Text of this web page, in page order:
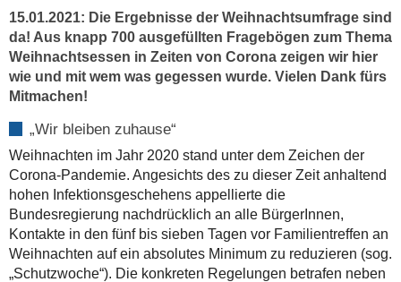
15.01.2021: Die Ergebnisse der Weihnachtsumfrage sind
da! Aus knapp 700 ausgefüllten Fragebögen zum Thema
Weihnachtsessen in Zeiten von Corona zeigen wir hier
wie und mit wem was gegessen wurde. Vielen Dank fürs
Mitmachen!
„Wir bleiben zuhause“
Weihnachten im Jahr 2020 stand unter dem Zeichen der
Corona-Pandemie. Angesichts des zu dieser Zeit anhaltend
hohen Infektionsgeschehens appellierte die
Bundesregierung nachdrücklich an alle BürgerInnen,
Kontakte in den fünf bis sieben Tagen vor Familientreffen an
Weihnachten auf ein absolutes Minimum zu reduzieren (sog.
„Schutzwoche“). Die konkreten Regelungen betrafen neben